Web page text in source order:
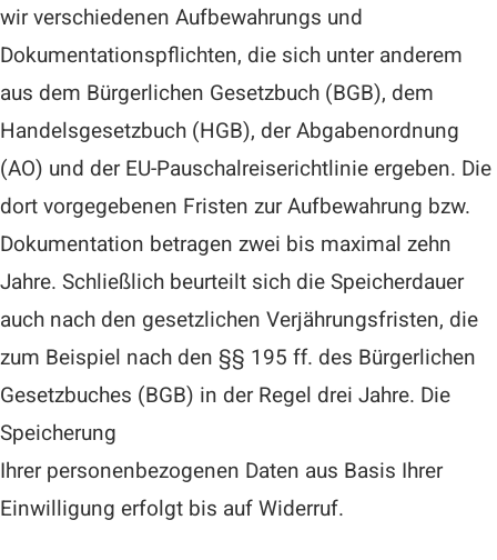
wir verschiedenen Aufbewahrungs und
Dokumentationspflichten, die sich unter anderem
aus dem Bürgerlichen Gesetzbuch (BGB), dem
Handelsgesetzbuch (HGB), der Abgabenordnung
(AO) und der EU-Pauschalreiserichtlinie ergeben. Die
dort vorgegebenen Fristen zur Aufbewahrung bzw.
Dokumentation betragen zwei bis maximal zehn
Jahre. Schließlich beurteilt sich die Speicherdauer
auch nach den gesetzlichen Verjährungsfristen, die
zum Beispiel nach den §§ 195 ff. des Bürgerlichen
Gesetzbuches (BGB) in der Regel drei Jahre. Die
Speicherung
Ihrer personenbezogenen Daten aus Basis Ihrer
Einwilligung erfolgt bis auf Widerruf.